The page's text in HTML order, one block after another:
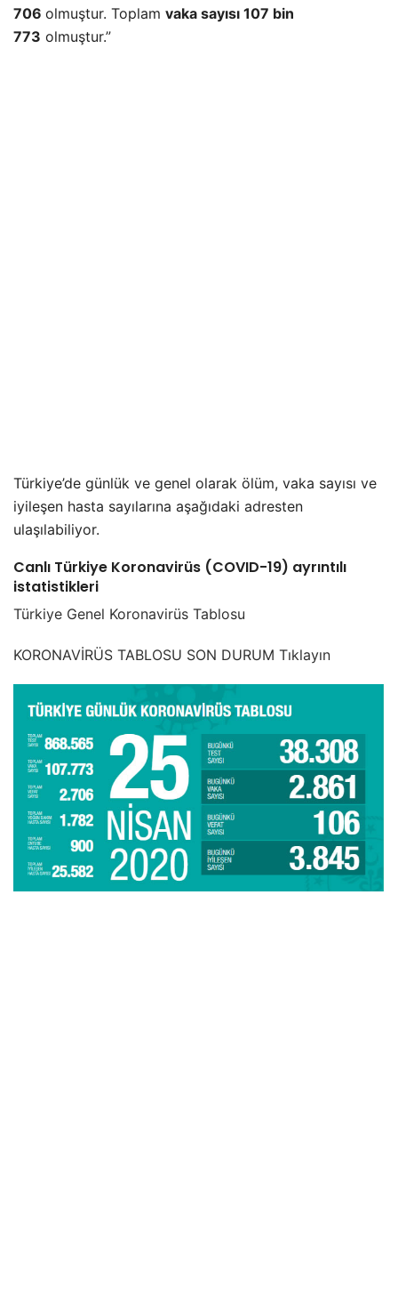
706 olmuştur. Toplam vaka sayısı 107 bin
773 olmuştur.”
Türkiye’de günlük ve genel olarak ölüm, vaka sayısı ve
iyileşen hasta sayılarına aşağıdaki adresten
ulaşılabiliyor.
Canlı Türkiye Koronavirüs (COVID-19) ayrıntılı
istatistikleri
Türkiye Genel Koronavirüs Tablosu
KORONAVİRÜS TABLOSU SON DURUM Tıklayın